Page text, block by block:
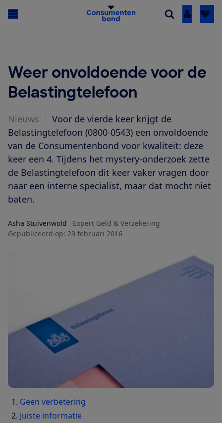
Inloggen
Weer onvoldoende voor de
Belastingtelefoon
Nieuws
Voor de vierde keer krijgt de
Belastingtelefoon (0800-0543) een onvoldoende
van de Consumentenbond voor kwaliteit: deze
keer een 4. Tijdens het mystery-onderzoek zette
de Belastingtelefoon dit keer vaker vragen door
naar een interne specialist, maar dat mocht niet
baten.
Asha Stuivenwold
Expert Geld & Verzekering
Gepubliceerd op: 23 februari 2016
Geen verbetering
Juiste informatie